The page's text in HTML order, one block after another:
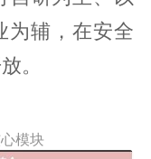
为辅，在安全
。
模块